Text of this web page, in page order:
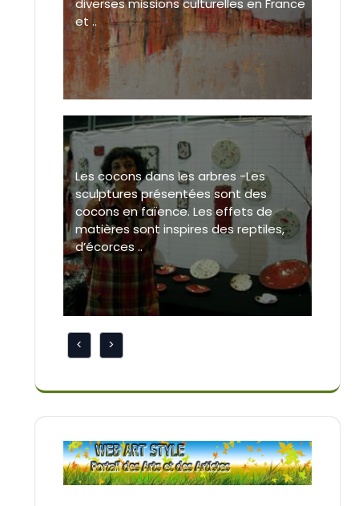
diverses missions culturelles en France
et ..
Les cocons dans les arbres -Les
sculptures présentées sont des
cocons en faïence. Les effets de
matières sont inspires des reptiles,
d’écorces ..
< >